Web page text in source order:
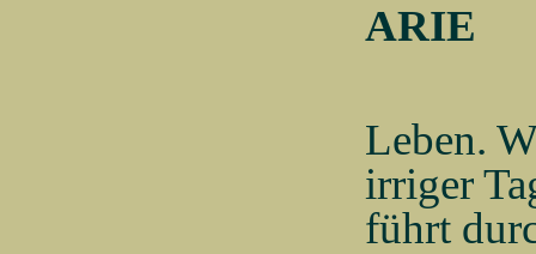
ARIE
Leben.
irriger
führt